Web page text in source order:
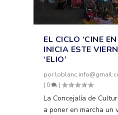
EL CICLO ‘CINE
INICIA ESTE
‘ELIO’
por
| 0 |
La Concejalía de
a poner en marcha un